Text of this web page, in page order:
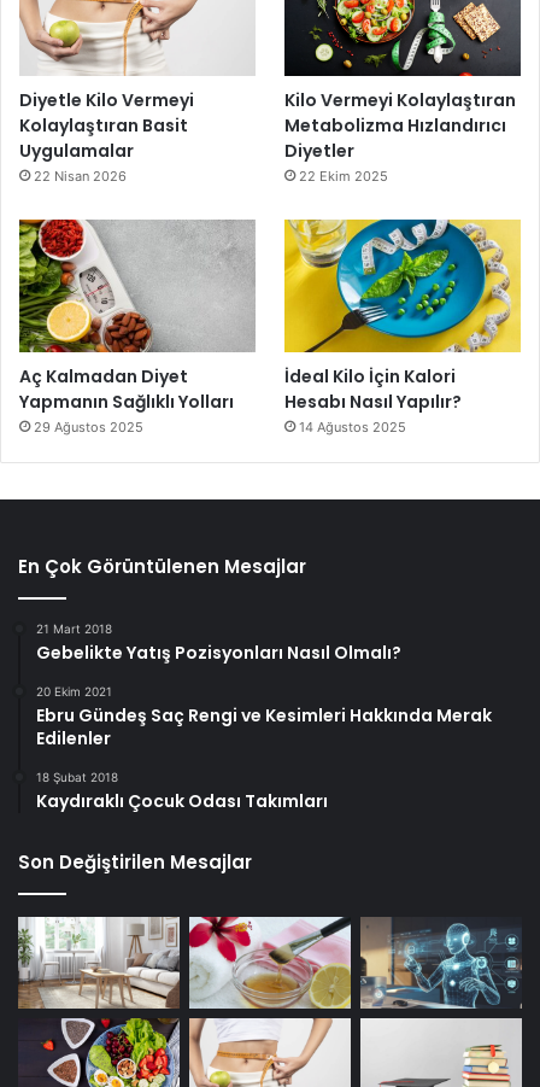
Diyetle Kilo Vermeyi
Kolaylaştıran Basit
Uygulamalar
22 Nisan 2026
Kilo Vermeyi Kolaylaştıran
Metabolizma Hızlandırıcı
Diyetler
22 Ekim 2025
Aç Kalmadan Diyet
Yapmanın Sağlıklı Yolları
29 Ağustos 2025
İdeal Kilo İçin Kalori
Hesabı Nasıl Yapılır?
14 Ağustos 2025
En Çok Görüntülenen Mesajlar
21 Mart 2018
Gebelikte Yatış Pozisyonları Nasıl Olmalı?
20 Ekim 2021
Ebru Gündeş Saç Rengi ve Kesimleri Hakkında Merak
Edilenler
18 Şubat 2018
Kaydıraklı Çocuk Odası Takımları
Son Değiştirilen Mesajlar